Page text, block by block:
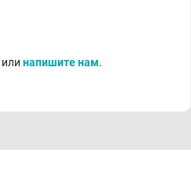
или напишите нам.